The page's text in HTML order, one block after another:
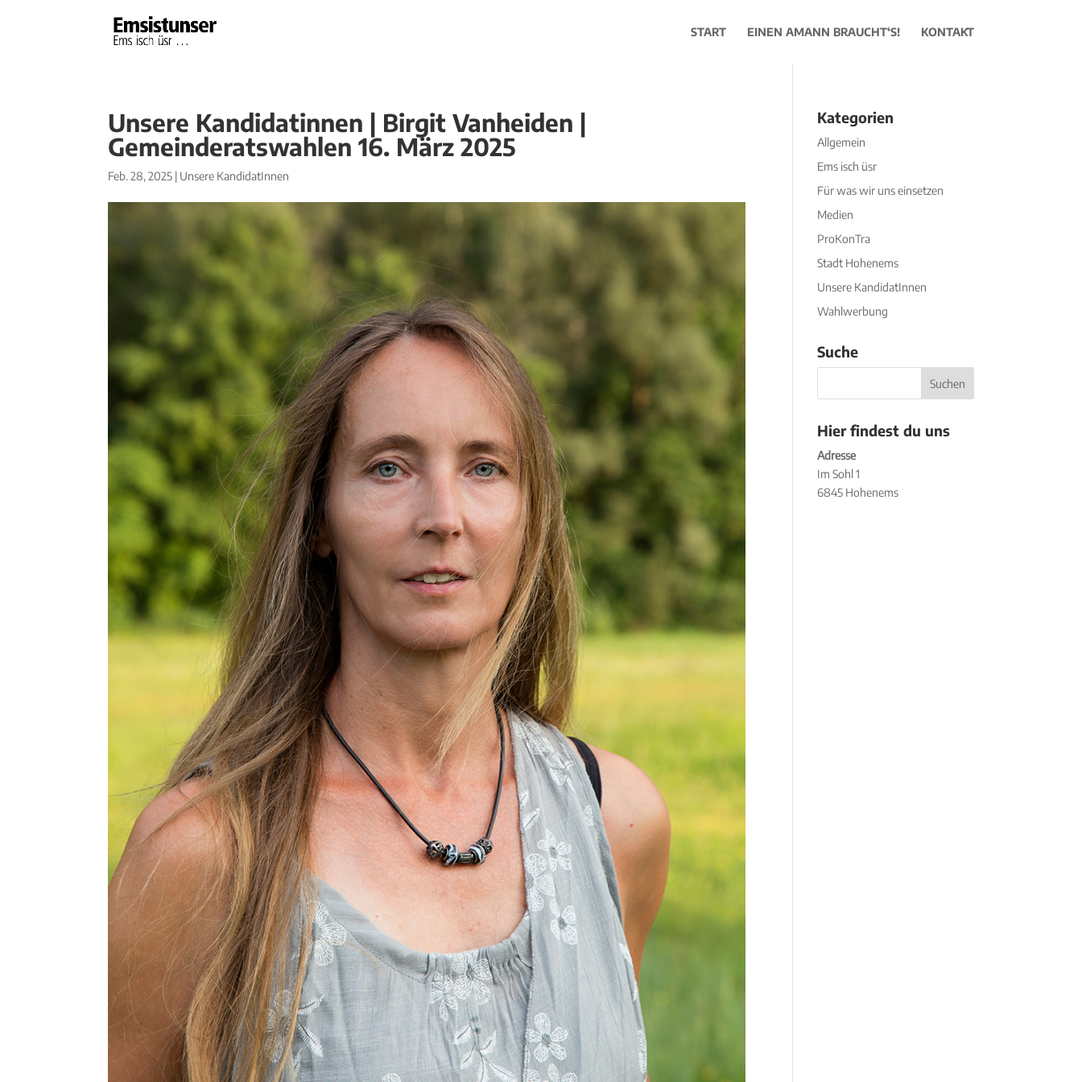
START EINEN AMANN BRAUCHT‘S! KONTAKT
Unsere Kandidatinnen | Birgit Vanheiden |
Gemeinderatswahlen 16. März 2025
Feb. 28, 2025 | Unsere KandidatInnen
Kategorien
Allgemein
Ems isch üsr
Für was wir uns einsetzen
Medien
ProKonTra
Stadt Hohenems
Unsere KandidatInnen
Wahlwerbung
Suche
Hier findest du uns
Adresse
Im Sohl 1
6845 Hohenems